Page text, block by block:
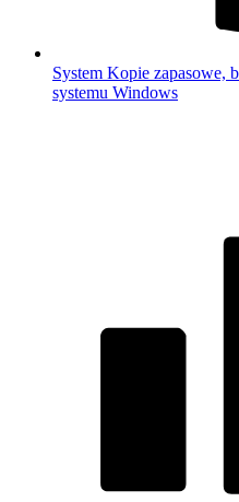
System Kopie zapasowe,
systemu Windows